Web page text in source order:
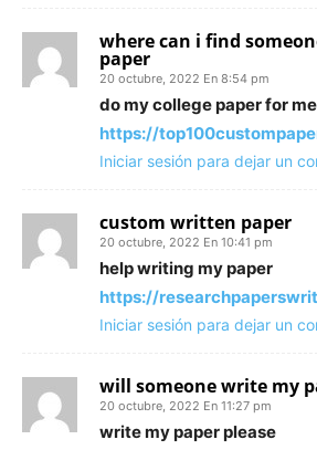
where can i find
paper
20 octubre, 2022 En 8:54 pm
do my college paper for me
https://
Iniciar sesión para dejar un
custom written paper
20 octubre, 2022 En 10:41 pm
help writing my paper
https://
Iniciar sesión para dejar un
will someone write my
20 octubre, 2022 En 11:27 pm
write my paper please